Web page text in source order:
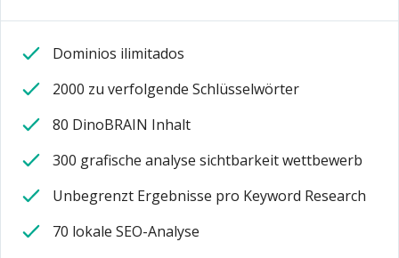
Dominios ilimitados
2000 zu verfolgende Schlüsselwörter
80 DinoBRAIN Inhalt
300 grafische analyse sichtbarkeit wettbewerb
Unbegrenzt Ergebnisse pro Keyword Research
70 lokale SEO-Analyse